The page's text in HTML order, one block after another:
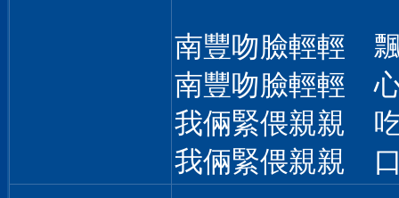
南豐吻臉輕輕
南豐吻臉輕輕
我倆緊偎親親
我倆緊偎親親